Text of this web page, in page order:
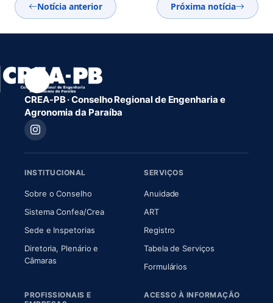
Notícia anterior Próxima notícia
CREA-PB · Conselho Regional de Engenharia e
Agronomia da Paraíba
INSTITUCIONAL
Sobre o Conselho(abre em nova aba)
Sistema Confea/Crea(abre em nova aba)
Sede e Inspetorias
Diretoria, Plenário e
Câmaras(abre em nova aba)
SERVIÇOS
Anuidade
ART(abre em nova aba)
Registro
Tabela de Serviços
Formulários
PROFISSIONAIS E
ACESSO À INFORMAÇÃO